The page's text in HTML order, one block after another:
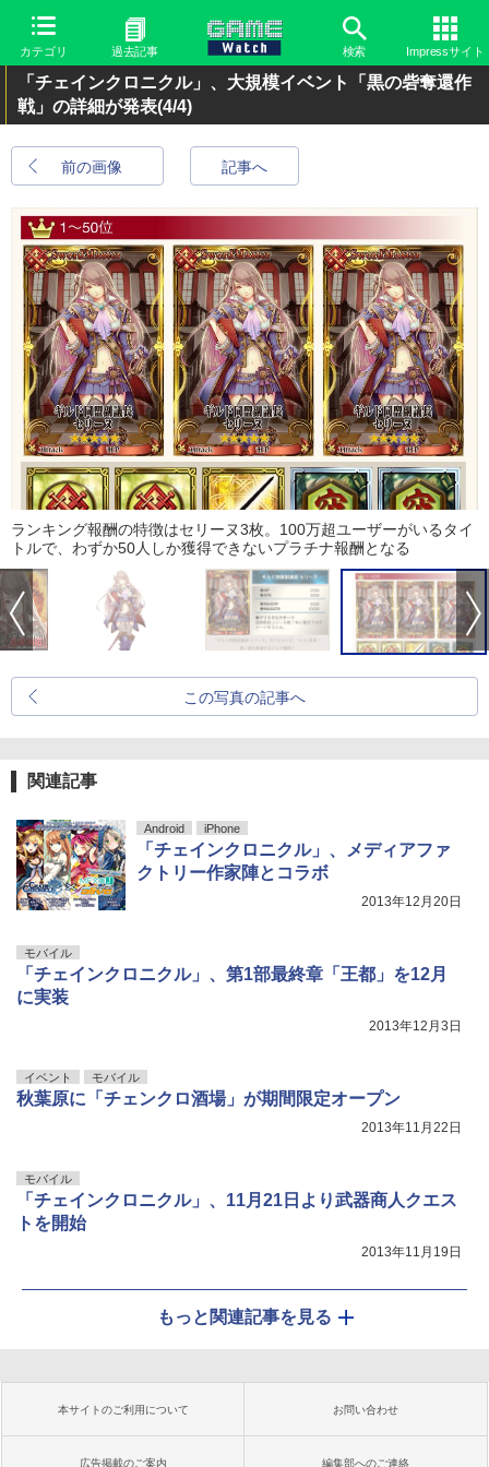
カテゴリ 過去記事 検索 Impressサイト
「チェインクロニクル」、大規模イベント「黒の砦奪還作
戦」の詳細が発表(4/4)
前の画像 記事へ
ランキング報酬の特徴はセリーヌ3枚。100万超ユーザーがいるタイ
トルで、わずか50人しか獲得できないプラチナ報酬となる
この写真の記事へ
関連記事
Android iPhone
「チェインクロニクル」、メディアファ
クトリー作家陣とコラボ
2013年12月20日
モバイル
「チェインクロニクル」、第1部最終章「王都」を12月
に実装
2013年12月3日
イベント モバイル
秋葉原に「チェンクロ酒場」が期間限定オープン
2013年11月22日
モバイル
「チェインクロニクル」、11月21日より武器商人クエス
トを開始
2013年11月19日
もっと関連記事を見る
本サイトのご利用について お問い合わせ
広告掲載のご案内 編集部へのご連絡